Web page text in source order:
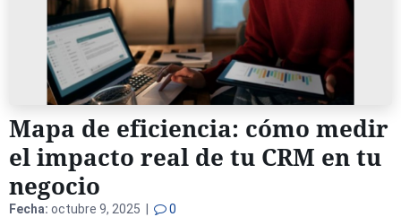
Mapa de eficiencia: cómo medir
el impacto real de tu CRM en tu
negocio
Fecha: octubre 9, 2025 | 0